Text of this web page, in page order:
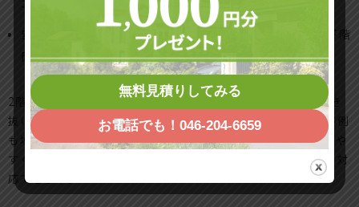
安全性と防音性も強化：子どもやペットの落下防止、上下階
間の音漏れ低減が可能
2階ホールやファミリースペースとも相性が良く、「玄関吹き
抜けリフォーム」や「リビングを半分だけ吹き抜けに」の事例
も増えています。部屋の用途や間取りに応じて柔軟に設置しや
すく、小規模リノベーションから全面リフォームまで幅広く対
応できます。
無料見積りしてみる
お電話でも！046-204-6659